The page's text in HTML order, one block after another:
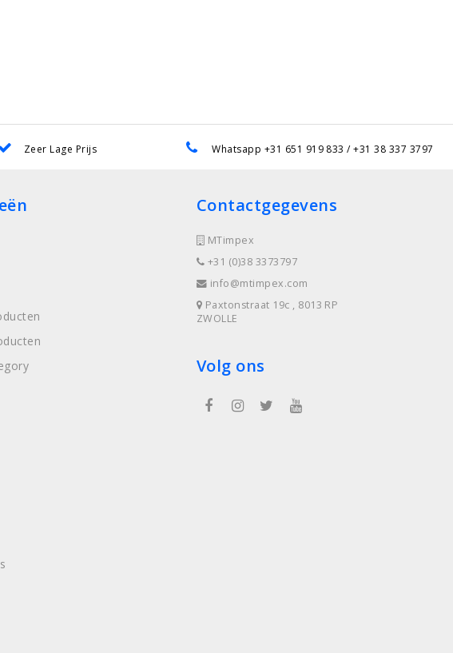
Zeer Lage Prijs Whatsapp +31 651 919 833 / +31 38 337 3797
Contactgegevens
MTimpex
+31 (0)38 3373797
info@mtimpex.com
Paxtonstraat 19c , 8013 RP
ZWOLLE
Volg ons